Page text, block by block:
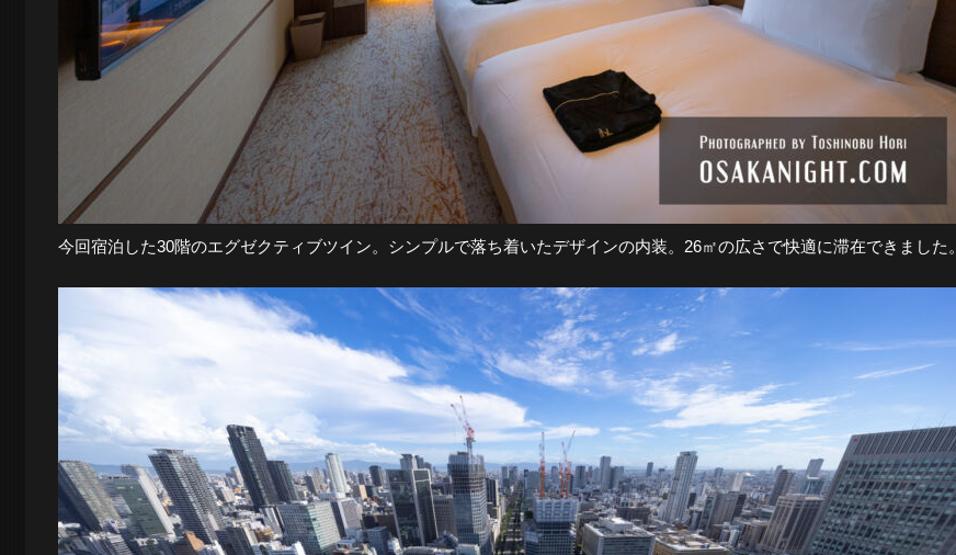
今回宿泊した30階のエグゼクティブツイン。シンプルで落ち着いたデザインの内装。26㎡の広さで快適に滞在できました。